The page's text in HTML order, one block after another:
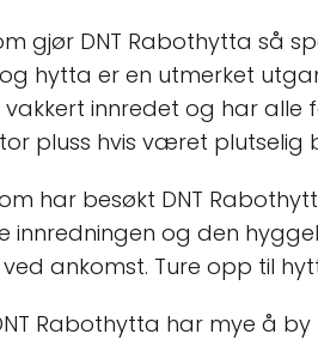
gjør DNT Rabothytta så
hytta er en utmerket
innredet og har
pluss hvis været plutselig
har besøkt DNT
innredningen og den
ankomst. Ture opp til
Rabothytta har mye å